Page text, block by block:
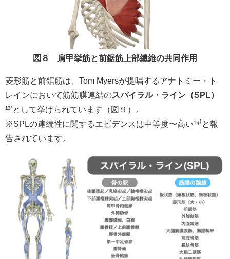
図８ 肩甲挙筋と前鋸筋上部繊維の共同作用
菱形筋と前鋸筋は、Tom Myersが提唱するアナトミー・ト
レインにおいて筋筋膜連結のスパイラル・ライン（SPL）
¹³⁾として挙げられています（図９）。
※SPLの連続性に関するエビデンスは中等度〜高い¹⁴⁾と報
告されています。